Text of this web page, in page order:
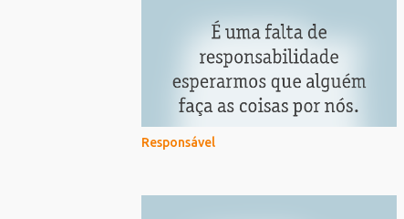
Responsável